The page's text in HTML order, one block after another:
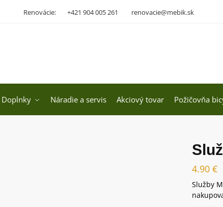
Renovácie: +421 904 005 261 renovacie@mebik.sk
Doplnky Náradie a servis Akciový tovar Požičovňa
4.90 €
Služby